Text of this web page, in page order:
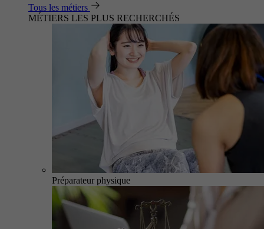
Tous les métiers
MÉTIERS LES PLUS RECHERCHÉS
Préparateur physique